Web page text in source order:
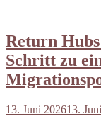
Return
Schritt zu
13. Juni 202613.